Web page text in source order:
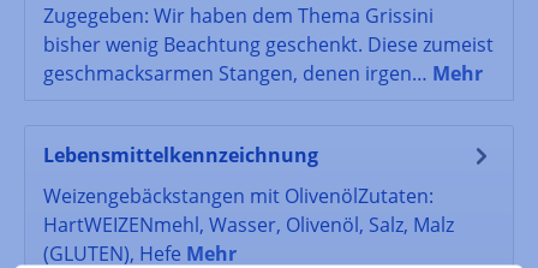
Zugegeben: Wir haben dem Thema Grissini
bisher wenig Beachtung geschenkt. Diese zumeist
geschmacksarmen Stangen, denen irgen… Mehr
Lebensmittelkennzeichnung
Weizengebäckstangen mit OlivenölZutaten:
HartWEIZENmehl, Wasser, Olivenöl, Salz, Malz
(GLUTEN), Hefe Mehr